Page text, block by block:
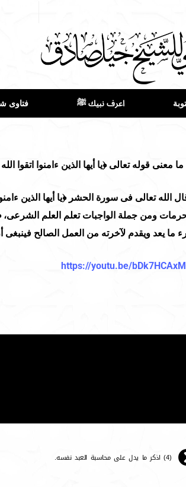
اعرف نبيك ﷺ فتاوى
ما معنى قوله تعالى ﴿يا أيها الذين ءامنوا اتقوا
الله تعالى فى سورة الحشر ﴿يا أيها الذين ءامنوا
ومن جملة الواجبات تعلم العلم
ما يعد ويقدم لآخرته من العمل الصالح
https://youtu.be/
(4) اذكر ما يدل على محاسبة العبد نفسه.